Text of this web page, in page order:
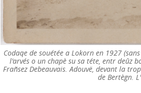
Codaqe de souétée a Lokorn en 1927
l'arvés o un chapè su sa téte, entr deûz
Frañsez Debeauvais. Adouvë, devant la
de Bertègn.